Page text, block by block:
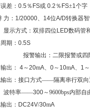
差： 0.5 ％ FS或0.2 ％ FS±1个字
力： 1/20000、 14位A/D转换器
显示方式：双排四位 LED数码管
期： 0.5S
报警输出：二限报警或
出： 4～20mA、 0～ 10mA、 1
出：接口方式——隔离串行双向
波特率——300～9600bps内部自
出： DC24V/30mA